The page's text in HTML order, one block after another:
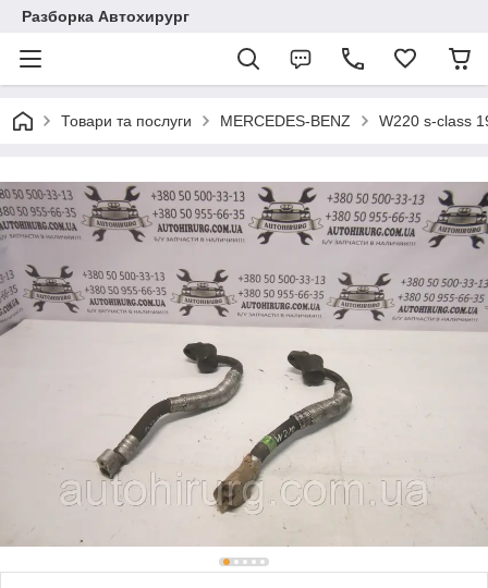
Разборка Автохирург
Товари та послуги MERCEDES-BENZ W220 s-class